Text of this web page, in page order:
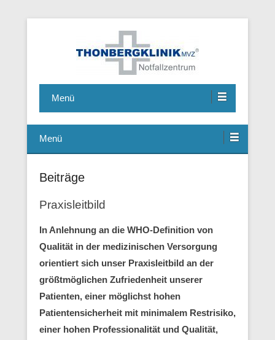
Thonbergklinik
Ambulante Operationen, Handchirurgie, Fusschirurgie
Menü
Menü
Beiträge
Praxisleitbild
In Anlehnung an die WHO-Definition von
Qualität in der medizinischen Versorgung
orientiert sich unser Praxisleitbild an der
größtmöglichen Zufriedenheit unserer
Patienten, einer möglichst hohen
Patientensicherheit mit minimalem Restrisiko,
einer hohen Professionalität und Qualität,